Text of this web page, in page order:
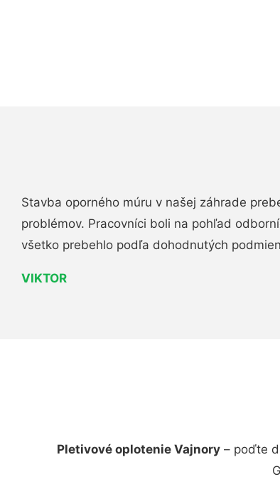
Stavba oporného múru v našej záhrade
problémov. Pracovníci boli na pohľad
všetko prebehlo podľa dohodnutých
VIKTOR
Pletivové oplotenie Vajnory– poďte